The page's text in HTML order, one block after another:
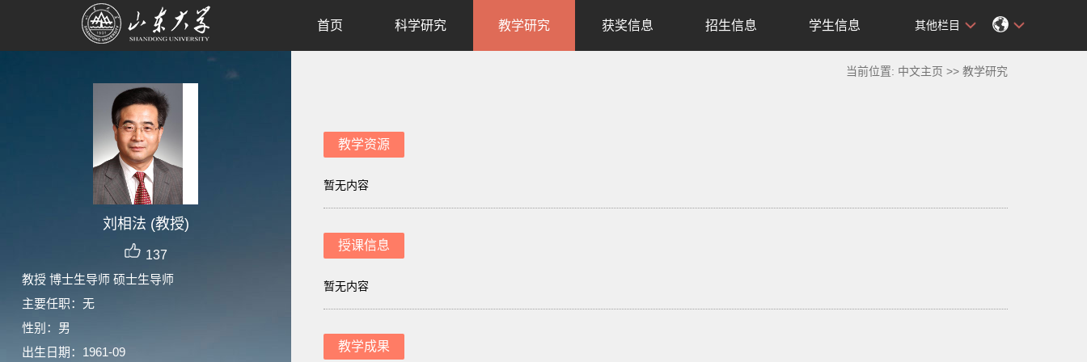
刘相法 (教授)
137
教授 博士生导师 硕士生导师
主要任职：无
性别：男
出生日期：1961-09
首页 科学研究 教学研究 获奖信息 招生信息 学生信息 其他栏目
当前位置: 中文主页 >>教学研究
教学资源
暂无内容
授课信息
暂无内容
教学成果